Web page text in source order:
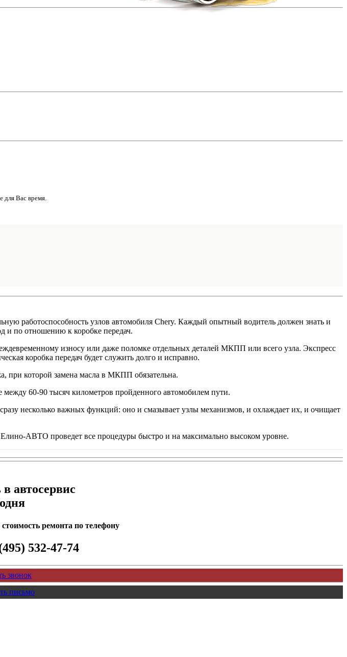
для Вас время.
работоспособность узлов автомобиля Chery. Каждый опытный водитель должен знать и
и по отношению к коробке передач.
износу или даже поломке отдельных деталей МКПП или всего узла. Экспресс
коробка передач будет служить долго и исправно.
при которой замена масла в МКПП обязательна.
60-90 тысяч километров пройденного автомобилем пути.
несколько важных функций: оно и смазывает узлы механизмов, и охлаждает их, и очищает
АВТО проведет все процедуры быстро и на максимально высоком уровне.
автосервис
ремонта по телефону
532-47-74
звонок
письмо